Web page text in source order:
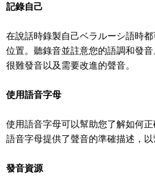
記錄自己
在說話時錄製自己ベラルーシ語時
位置。聽錄音並註意您的語調和發
很難發音以及需要改進的聲音。
使用語音字母
使用語音字母可以幫助您了解如何正
語音字母提供了聲音的準確描述，以
發音資源